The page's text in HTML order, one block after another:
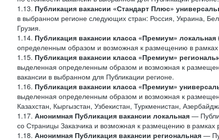
1.13. Публикация вакансии «Стандарт Плюс»
в выбранном регионе следующих стран: Россия, Украина,
Грузия.
1.14. Публикация вакансии класса «Премиум»
определенным образом и возможная к размещению в рамках
1.15. Публикация вакансии класса «Премиум»
выделенная определенным образом и возможная к
вакансии в выбранном для Публикации регионе.
1.16. Публикация вакансии класса «Премиум»
выделенная определенным образом и возможная к
Казахстан, Кыргызстан, Узбекистан, Туркменистан,
1.17. Анонимная Публикация вакансии локальная —
со Страницы Заказчика и возможная к размещению в рамках
1.18. Анонимная Публикация вакансии региональная —